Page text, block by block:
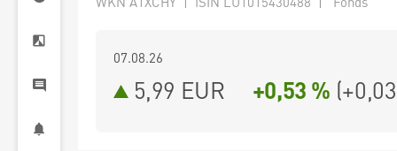
07.08.26
5,99 EUR +0,53 % (+0,03